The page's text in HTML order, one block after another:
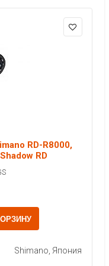
RD-R8000,
RD
Shimano, Япония